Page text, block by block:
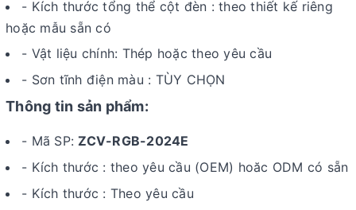
- Kích thước tổng thể cột đèn : theo thiết kế riêng
hoặc mẫu sẵn có
- Vật liệu chính: Thép hoặc theo yêu cầu
- Sơn tĩnh điện màu : TÙY CHỌN
Thông tin sản phẩm:
- Mã SP:ZCV-RGB-2024E
- Kích thước : theo yêu cầu (OEM) hoăc ODM có sẵn
- Kích thước : Theo yêu cầu